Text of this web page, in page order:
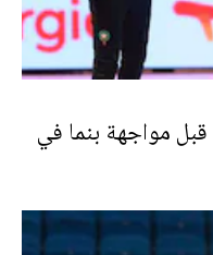
مواجهة بنما في